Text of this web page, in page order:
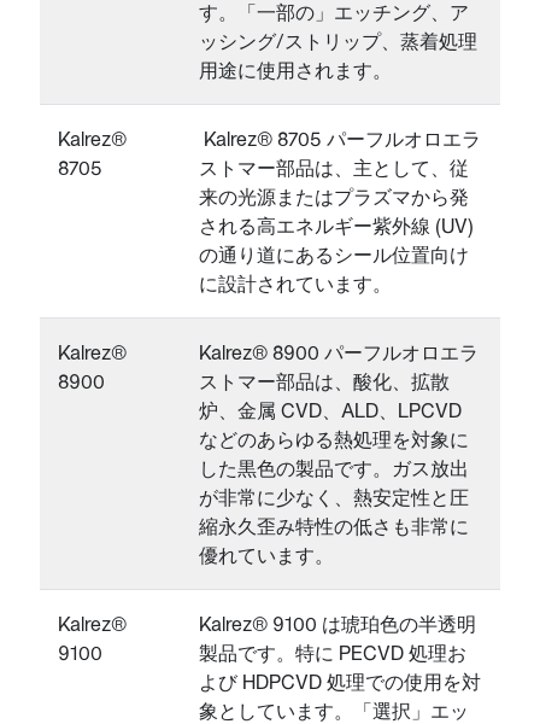
す。「一部の」エッチング、ア
ッシング/ストリップ、蒸着処理
用途に使用されます。
Kalrez®
8705
Kalrez® 8705 パーフルオロエラ
ストマー部品は、主として、従
来の光源またはプラズマから発
される高エネルギー紫外線 (UV)
の通り道にあるシール位置向け
に設計されています。
Kalrez®
8900
Kalrez® 8900 パーフルオロエラ
ストマー部品は、酸化、拡散
炉、金属 CVD、ALD、LPCVD
などのあらゆる熱処理を対象に
した黒色の製品です。ガス放出
が非常に少なく、熱安定性と圧
縮永久歪み特性の低さも非常に
優れています。
Kalrez®
9100
Kalrez® 9100 は琥珀色の半透明
製品です。特に PECVD 処理お
よび HDPCVD 処理での使用を対
象としています。「選択」エッ